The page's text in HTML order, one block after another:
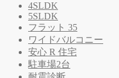
4SLDK
5SLDK
フラット 35
ワイドバルコニー
安心 R 住宅
駐車場2台